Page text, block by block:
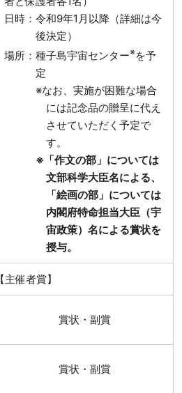
日時：令和9年1月以降（詳細は今
後決定）
場所：種子島宇宙センター※を予
定
※なお、実施が困難な場合
には記念品の贈呈に代え
させていただく予定で
す。
※「作文の部」については
文部科学大臣名による、
「絵画の部」については
内閣府特命担当大臣（宇
宙政策）名による賞状を
授与。
【主催者賞】
賞状・副賞
賞状・副賞